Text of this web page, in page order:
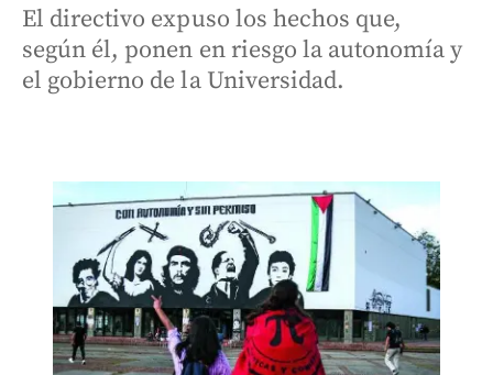
El directivo expuso los hechos que,
según él, ponen en riesgo la autonomía y
el gobierno de la Universidad.